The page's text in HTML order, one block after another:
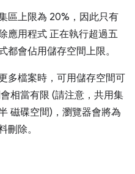
區上限為 20%，因此只有
應用程式 正在執行超過五
都會佔用儲存空間上限。
多檔案時，可用儲存空間可
相當有限 (請注意，共用集
磁碟空間)，瀏覽器會將為
刪除。